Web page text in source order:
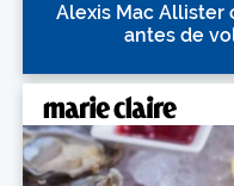
Alexis Mac Allister
antes de